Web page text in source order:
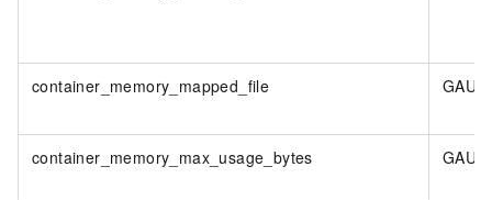
container_memory_mapped_file
container_memory_max_usage_bytes